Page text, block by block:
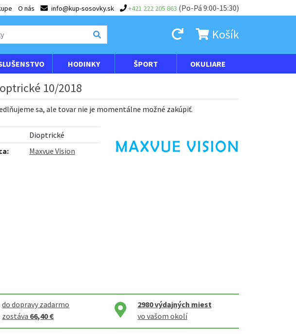
O nás info@kup-sosovky.sk +421 222 205 863 (Po-Pá 9:00-15:30)
Košík
HODINKY ŠPORT OKULIARE
10/2018
sa, ale tovar nie je momentálne možné zakúpiť.
Dioptrické
Maxvue Vision
do dopravy zadarmo
zostáva 66,40 €
2980výdajných miest
vo vašom okolí